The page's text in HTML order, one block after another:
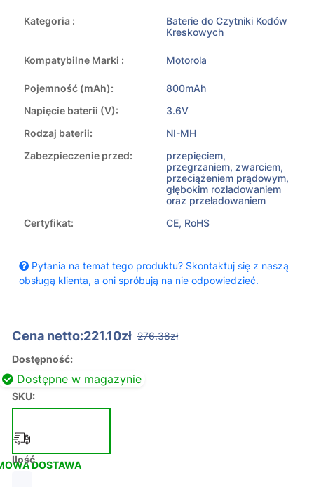
Kategoria :
Baterie do Czytniki Kodów
Kreskowych
Kompatybilne Marki : Motorola
Pojemność (mAh):
800mAh
Napięcie baterii (V):
3.6V
Rodzaj baterii:
NI-MH
Zabezpieczenie przed:
przepięciem,
przegrzaniem, zwarciem,
przeciążeniem prądowym,
głębokim rozładowaniem
oraz przeładowaniem
Certyfikat:
CE, RoHS
Pytania na temat tego produktu? Skontaktuj się z naszą
obsługą klienta, a oni spróbują na nie odpowiedzieć.
Cena netto:221.10zł 276.38zł
Dostępność:
Dostępne w magazynie
SKU:
DOSTAWA
Ilość